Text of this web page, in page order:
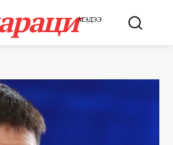
МЭДЭЭ